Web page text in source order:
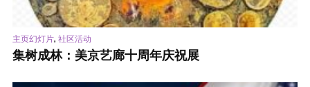
主页幻灯片, 社区活动
集树成林：美京艺廊十周年庆祝展